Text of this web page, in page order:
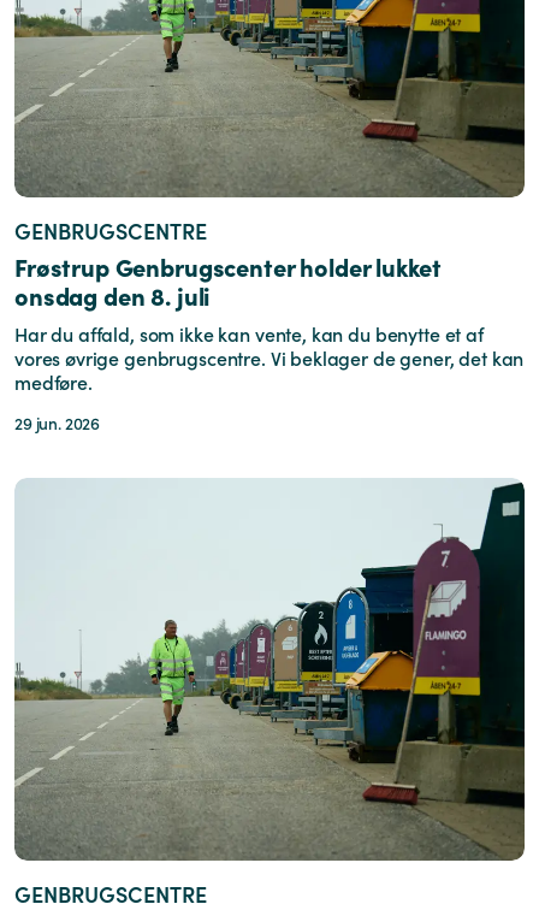
GENBRUGSCENTRE
Frøstrup Genbrugscenter holder lukket
onsdag den 8. juli
Har du affald, som ikke kan vente, kan du benytte et af
vores øvrige genbrugscentre. Vi beklager de gener, det kan
medføre.
29 jun. 2026
GENBRUGSCENTRE